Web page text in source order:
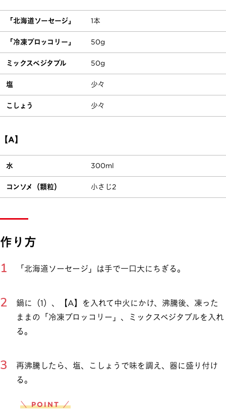
「北海道ソーセージ」 1本
「冷凍ブロッコリー」 50g
ミックスベジタブル 50g
塩 少々
こしょう 少々
【A】
水 300ml
コンソメ（顆粒） 小さじ2
作り方
「北海道ソーセージ」は手で一口大にちぎる。
鍋に（1）、【A】を入れて中火にかけ、沸騰後、凍った
ままの「冷凍ブロッコリー」、ミックスベジタブルを入れ
る。
再沸騰したら、塩、こしょうで味を調え、器に盛り付け
る。
＼ POINT ／